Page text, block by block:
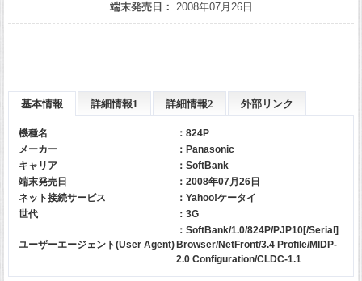
端末発売日： 2008年07月26日
基本情報 詳細情報1 詳細情報2 外部リンク
機種名
：824P
メーカー
： Panasonic
キャリア
： SoftBank
端末発売日
：2008年07月26日
ネット接続サービス
：Yahoo!ケータイ
世代
：3G
ユーザーエージェント(User Agent)
：SoftBank/1.0/824P/PJP10[/Serial]
Browser/NetFront/3.4 Profile/MIDP-
2.0 Configuration/CLDC-1.1